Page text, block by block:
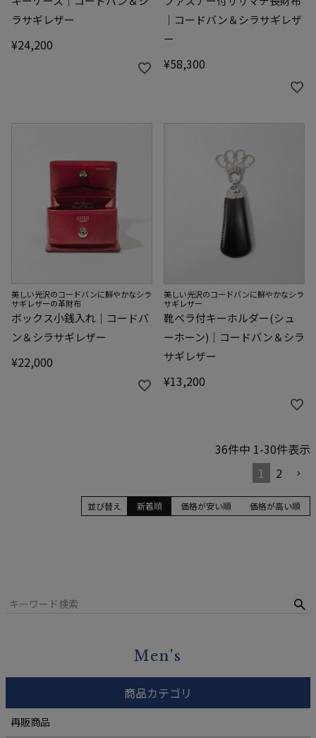
Men's
商品カテゴリ
再販商品
ラサギレザー
¥24,200
｜コードバン＆シラサギレザ
ー
¥58,300
美しい光沢のコードバンに鮮やかなシラ
サギレザーの革財布
ボックス小銭入れ｜コードバ
ン＆シラサギレザー
¥22,000
美しい光沢のコードバンに鮮やかなシラ
サギレザー
靴ベラ付キーホルダー(シュ
ーホーン)｜コードバン＆シラ
サギレザー
¥13,200
並び替え 価格が安い順 価格が高い順
新着順
36件中 1-30件表示
1
2